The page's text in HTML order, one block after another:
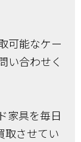
可能なケー
い合わせく
家具を毎日
取させてい